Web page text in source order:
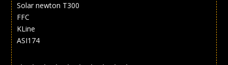
Solar newton T300
FFC
KLine
ASI174